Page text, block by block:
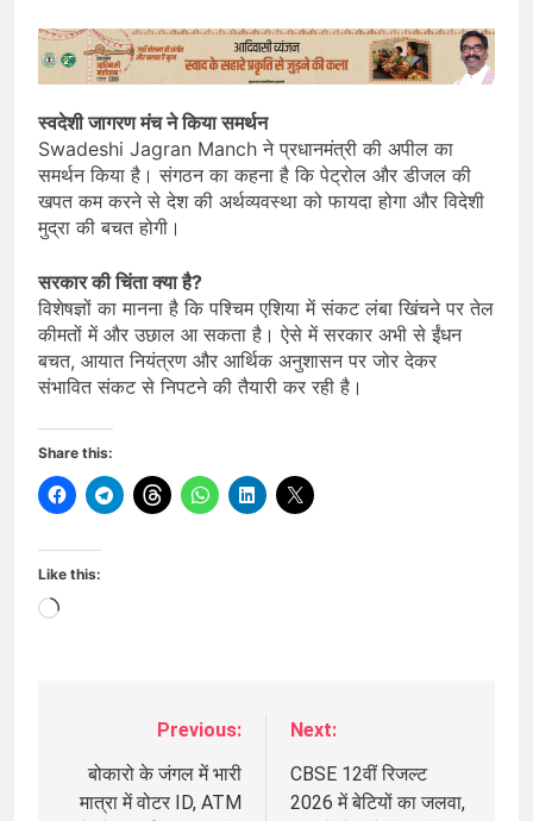
स्वदेशी जागरण मंच ने किया समर्थन
Swadeshi Jagran Manch ने प्रधानमंत्री की अपील का
समर्थन किया है। संगठन का कहना है कि पेट्रोल और डीजल की
खपत कम करने से देश की अर्थव्यवस्था को फायदा होगा और विदेशी
मुद्रा की बचत होगी।
सरकार की चिंता क्या है?
विशेषज्ञों का मानना है कि पश्चिम एशिया में संकट लंबा खिंचने पर तेल
कीमतों में और उछाल आ सकता है। ऐसे में सरकार अभी से ईंधन
बचत, आयात नियंत्रण और आर्थिक अनुशासन पर जोर देकर
संभावित संकट से निपटने की तैयारी कर रही है।
Share this:
Like this:
Loading…
navigation
Previous:
बोकारो के जंगल में भारी
मात्रा में वोटर ID, ATM
Next:
CBSE 12वीं रिजल्ट
2026 में बेटियों का जलवा,